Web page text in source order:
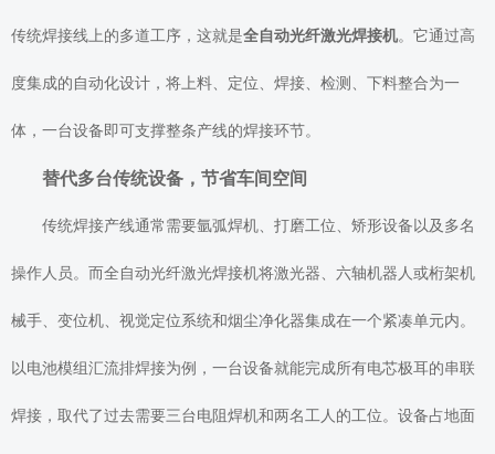
传统焊接线上的多道工序，这就是全自动光纤激光焊接机。它通过高
度集成的自动化设计，将上料、定位、焊接、检测、下料整合为一
体，一台设备即可支撑整条产线的焊接环节。
替代多台传统设备，节省车间空间
传统焊接产线通常需要氩弧焊机、打磨工位、矫形设备以及多名
操作人员。而全自动光纤激光焊接机将激光器、六轴机器人或桁架机
械手、变位机、视觉定位系统和烟尘净化器集成在一个紧凑单元内。
以电池模组汇流排焊接为例，一台设备就能完成所有电芯极耳的串联
焊接，取代了过去需要三台电阻焊机和两名工人的工位。设备占地面